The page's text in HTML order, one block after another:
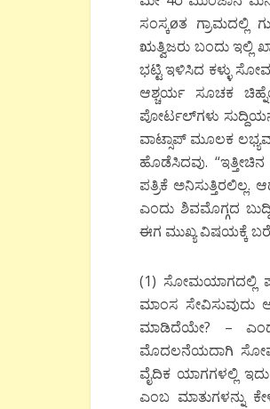
ಸಂಸ್ಕøತ ಗ್ರಾಮದಲ್ಲಿ
ಋತ್ವಿಜರು ಬಂದು ಇಲ್ಲಿ
ಭಟ್ಟಿ ಇಳಿಸಿದ ಕಳ್ಳು
ಆಶ್ಚರ್ಯ ಸೂಚಕ
ಪೋರ್ಟಲ್‍ಗಳು
ವಾಟ್ಸಾಪ್ ಮೂಲಕ
ಹೊಡೆಸಿದವು.
ಪತ್ರಿಕೆ
ಎಂದು ಶಿವಮೊಗ್ಗದ
ಈಗ ಮುಖ್ಯ ವಿಷಯಕ್ಕೆ
(1) ಸೋಮಯಾಗದಲ್ಲಿ
ಮಾಂಸ ಸೇವಿಸುವುದು
ಮಾಡಿದೆಯೇ? –
ಮೊದಲನೆಯದಾಗಿ
ವೈದಿಕ ಯಾಗಗಳಲ್ಲಿ
ಎಂಬ ಮಾತುಗಳನ್ನು